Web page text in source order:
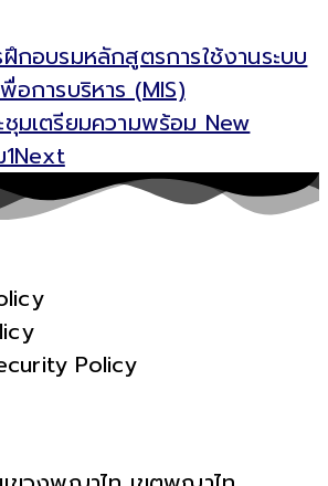
ฝึกอบรมหลักสูตรการใช้งานระบบ
อการบริหาร (MIS)
มเตรียมความพร้อม New
Next
Policy